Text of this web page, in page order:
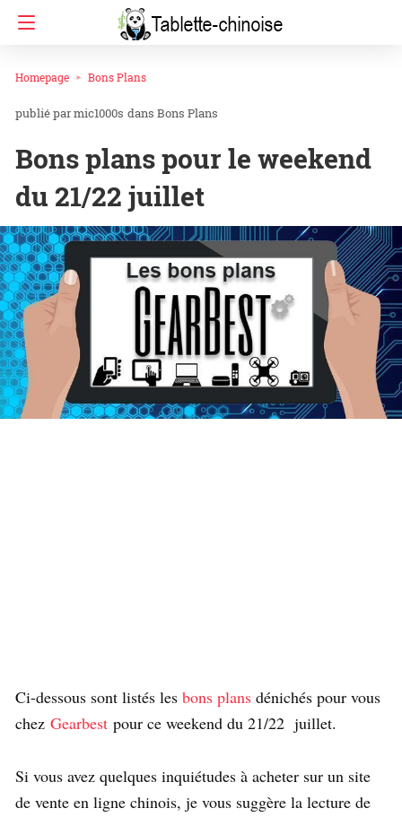
Homepage Bons Plans
mic1000s dans Bons Plans
Bons plans pour le weekend
du 21/22 juillet
Ci-dessous sont listés les bons plans dénichés pour vous
chez Gearbest pour ce weekend du 21/22 juillet.
Si vous avez quelques inquiétudes à acheter sur un site
de vente en ligne chinois, je vous suggère la lecture de